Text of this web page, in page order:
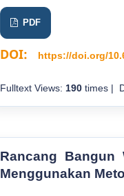
PDF
DOI: https://doi.org/
Fulltext Views: 190times |
Rancang Bangun
Menggunakan